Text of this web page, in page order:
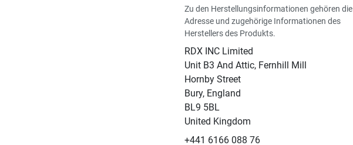
Zu den Herstellungsinformationen gehören die
Adresse und zugehörige Informationen des
Herstellers des Produkts.
RDX INC Limited
Unit B3 And Attic, Fernhill Mill
Hornby Street
Bury, England
BL9 5BL
United Kingdom
+441 6166 088 76